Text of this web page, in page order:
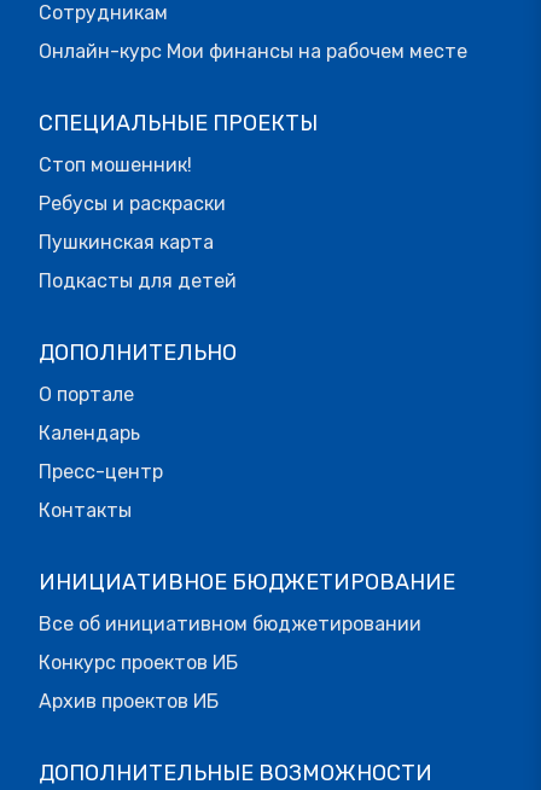
Сотрудникам
Онлайн-курс Мои финансы на рабочем месте
СПЕЦИАЛЬНЫЕ ПРОЕКТЫ
Стоп мошенник!
Ребусы и раскраски
Пушкинская карта
Подкасты для детей
ДОПОЛНИТЕЛЬНО
О портале
Календарь
Пресс-центр
Контакты
ИНИЦИАТИВНОЕ БЮДЖЕТИРОВАНИЕ
Все об инициативном бюджетировании
Конкурс проектов ИБ
Архив проектов ИБ
ДОПОЛНИТЕЛЬНЫЕ ВОЗМОЖНОСТИ